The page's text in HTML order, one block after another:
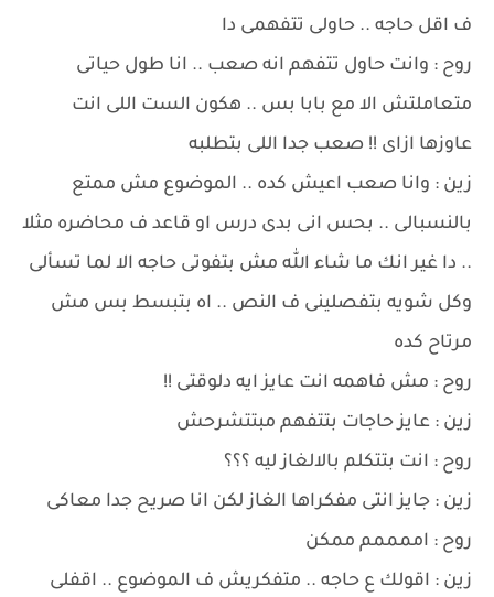
ف اقل حاجه .. حاولى تتفهمى دا
روح : وانت حاول تتفهم انه صعب .. انا طول حياتى
متعاملتش الا مع بابا بس .. هكون الست اللى انت
عاوزها ازاى !! صعب جدا اللى بتطلبه
زين : وانا صعب اعيش كده .. الموضوع مش ممتع
بالنسبالى .. بحس انى بدى درس او قاعد ف محاضره مثلا
.. دا غير انك ما شاء الله مش بتفوتى حاجه الا لما تسألى
وكل شويه بتفصلينى ف النص .. اه بتبسط بس مش
مرتاح كده
روح : مش فاهمه انت عايز ايه دلوقتى !!
زين : عايز حاجات بتتفهم مبتتشرحش
روح : انت بتتكلم بالالغاز ليه ؟؟؟
زين : جايز انتى مفكراها الغاز لكن انا صريح جدا معاكى
روح : اممممم ممكن
زين : اقولك ع حاجه .. متفكريش ف الموضوع .. اقفلى